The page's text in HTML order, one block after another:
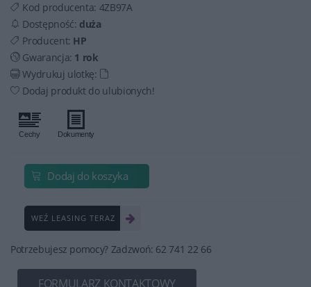
Kod producenta: 4ZB97A
Dostępność: duża
Producent: HP
Gwarancja: 1 rok
Wydrukuj ulotkę:
Dodaj produkt do ulubionych!
Dodaj do koszyka
WEŹ LEASING TERAZ
Potrzebujesz pomocy? Zadzwoń: 62 741 22 66
FORMULARZ KONTAKTOWY